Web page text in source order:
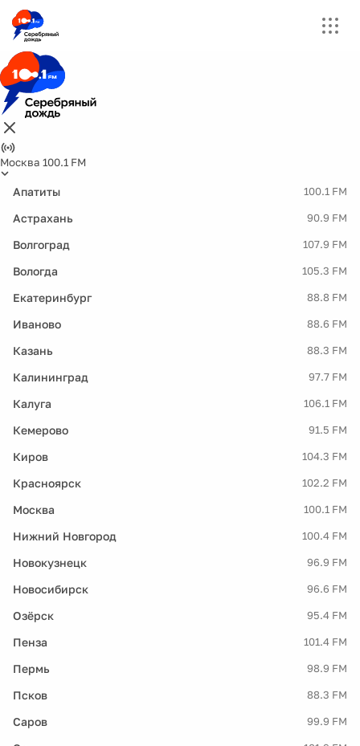
Москва 100.1 FM
Апатиты 100.1 FM
Астрахань 90.9 FM
Волгоград 107.9 FM
Вологда 105.3 FM
Екатеринбург 88.8 FM
Иваново 88.6 FM
Казань 88.3 FM
Калининград 97.7 FM
Калуга 106.1 FM
Кемерово 91.5 FM
Киров 104.3 FM
Красноярск 102.2 FM
Москва 100.1 FM
Нижний Новгород 100.4 FM
Новокузнецк 96.9 FM
Новосибирск 96.6 FM
Озёрск 95.4 FM
Пенза 101.4 FM
Пермь 98.9 FM
Псков 88.3 FM
Саров 99.9 FM